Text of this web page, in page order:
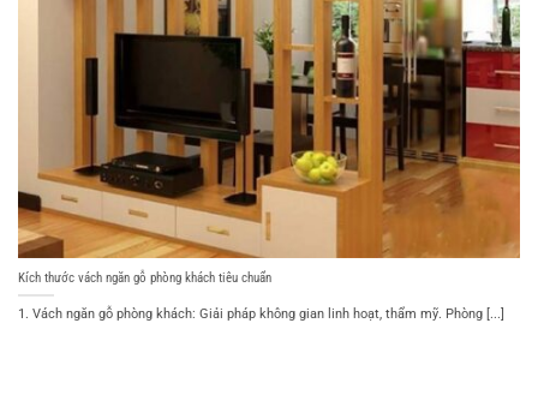
Kích thước vách ngăn gỗ phòng khách tiêu chuẩn
1. Vách ngăn gỗ phòng khách: Giải pháp không gian linh hoạt, thẩm mỹ. Phòng [...]